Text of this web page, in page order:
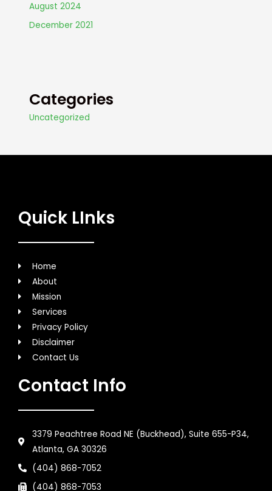
August 2024
December 2021
Categories
Uncategorized
Quick LInks
Home
About
Mission
Services
Privacy Policy
Disclaimer
Contact Us
Contact Info
3379 Peachtree Road NE (Buckhead), Suite 655-P34,
Atlanta, GA 30326
(404) 868-7052
(404) 868-7053